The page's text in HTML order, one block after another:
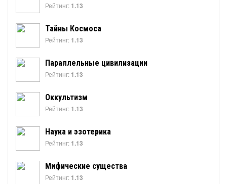
Рейтинг: 1.13
Тайны Космоса
Рейтинг: 1.13
Параллельные цивилизации
Рейтинг: 1.13
Оккультизм
Рейтинг: 1.13
Наука и эзотерика
Рейтинг: 1.13
Мифические существа
Рейтинг: 1.13